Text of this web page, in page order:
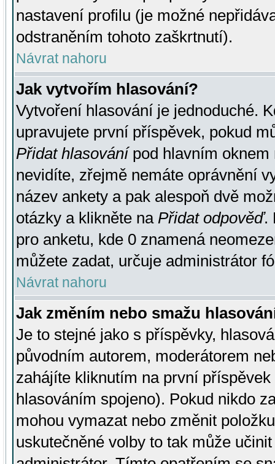
nastavení profilu (je možné
odstraněním tohoto zaškrtnutí).
Návrat nahoru
Jak vytvořím hlasování?
Vytvoření hlasování je jednoduché.
upravujete první příspěvek, pokud
Přidat hlasovánípod hlavním oknem
nevidíte, zřejmě nemáte oprávnění
název ankety a pak alespoň dvě
otázky a klikněte na Přidat odpověď.
pro anketu, kde 0 znamená
můžete zadat, určuje administrátor
Návrat nahoru
Jak změním nebo smažu
Je to stejné jako s příspěvky,
původním autorem, moderátorem
zahájíte kliknutím na první
hlasováním spojeno). Pokud nikdo
mohou vymazat nebo změnit
uskutečněné volby to tak může